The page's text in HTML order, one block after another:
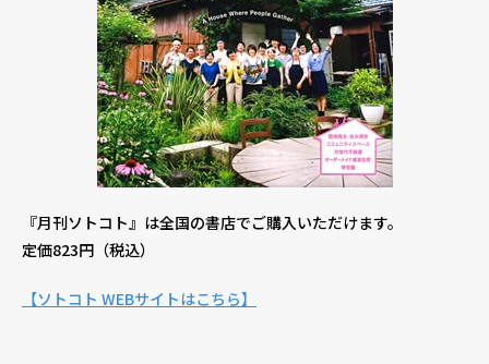
『月刊ソトコト』は全国の書店でご購入いただけます。
定価823円（税込）
【ソトコト WEBサイトはこちら】